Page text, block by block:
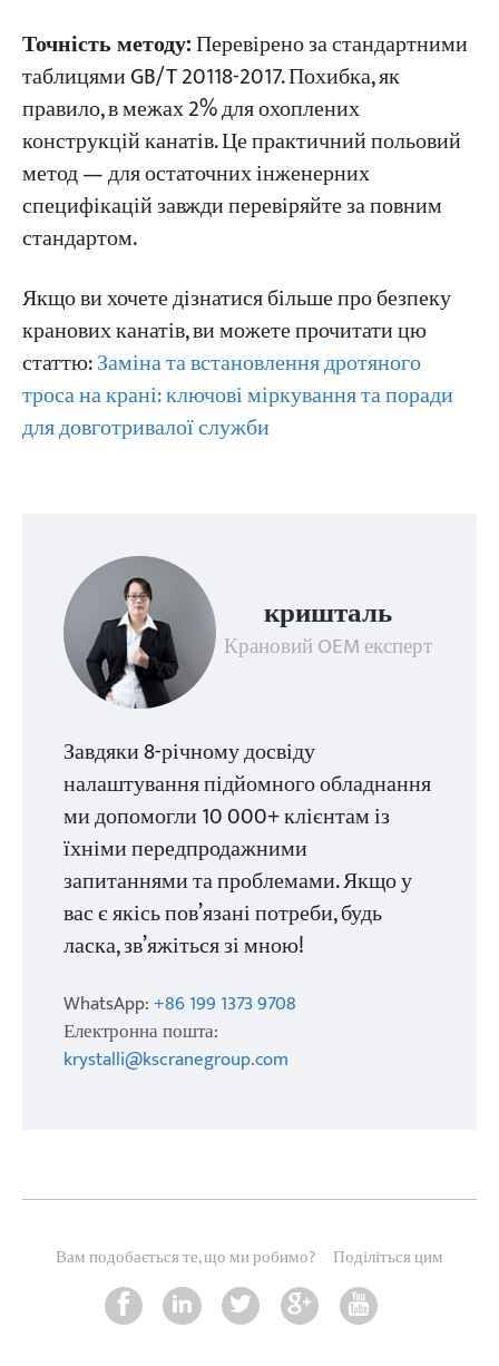
Точність методу:Перевірено за стандартними
таблицями GB/T 20118-2017. Похибка, як
правило, в межах 2% для охоплених
конструкцій канатів. Це практичний польовий
метод — для остаточних інженерних
специфікацій завжди перевіряйте за повним
стандартом.
Якщо ви хочете дізнатися більше про безпеку
кранових канатів, ви можете прочитати цю
статтю:Заміна та встановлення дротяного
троса на крані: ключові міркування та поради
для довготривалої служби
кришталь
Крановий OEM експерт
Завдяки 8-річному досвіду
налаштування підйомного обладнання
ми допомогли 10 000+ клієнтам із
їхніми передпродажними
запитаннями та проблемами. Якщо у
вас є якісь пов’язані потреби, будь
ласка, зв’яжіться зі мною!
WhatsApp:+86 199 1373 9708
Електронна пошта:
krystalli@kscranegroup.com
Вам подобається те, що ми робимо? Поділіться цим